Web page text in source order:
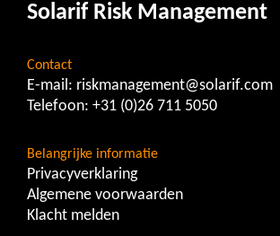
Solarif Risk Management
Contact
E-mail: riskmanagement@solarif.com
Telefoon: +31 (0)26 711 5050
Belangrijke informatie
Privacyverklaring
Algemene voorwaarden
Klacht melden